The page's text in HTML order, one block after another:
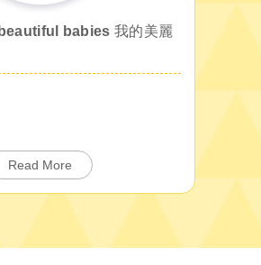
babies 我的美麗
Read More